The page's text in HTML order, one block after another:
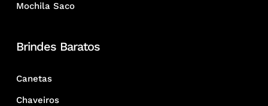
Mochila Saco
Brindes Baratos
Canetas
Chaveiros